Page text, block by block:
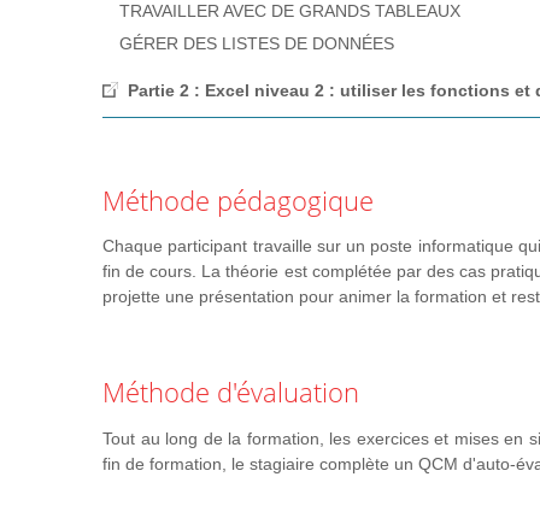
TRAVAILLER AVEC DE GRANDS TABLEAUX
GÉRER DES LISTES DE DONNÉES
Partie 2 : Excel niveau 2 : utiliser les fonctions
LES GRAPHIQUES
GERER DES LISTES DE DONNÉES
LE TABLEAU CROISE DYNAMIQUE
LES FONCTIONS D’EXCEL
TRAVAILLER AVEC DES LISTES DE DONNÉES
LE TABLEAU CROISÉ DYNAMIQUE
Méthode pédagogique
Chaque participant travaille sur un poste informatique
fin de cours. La théorie est complétée par des cas
projette une présentation pour animer la formation et
Méthode d'évaluation
Tout au long de la formation, les exercices et mises en
fin de formation, le stagiaire complète un QCM d'auto-